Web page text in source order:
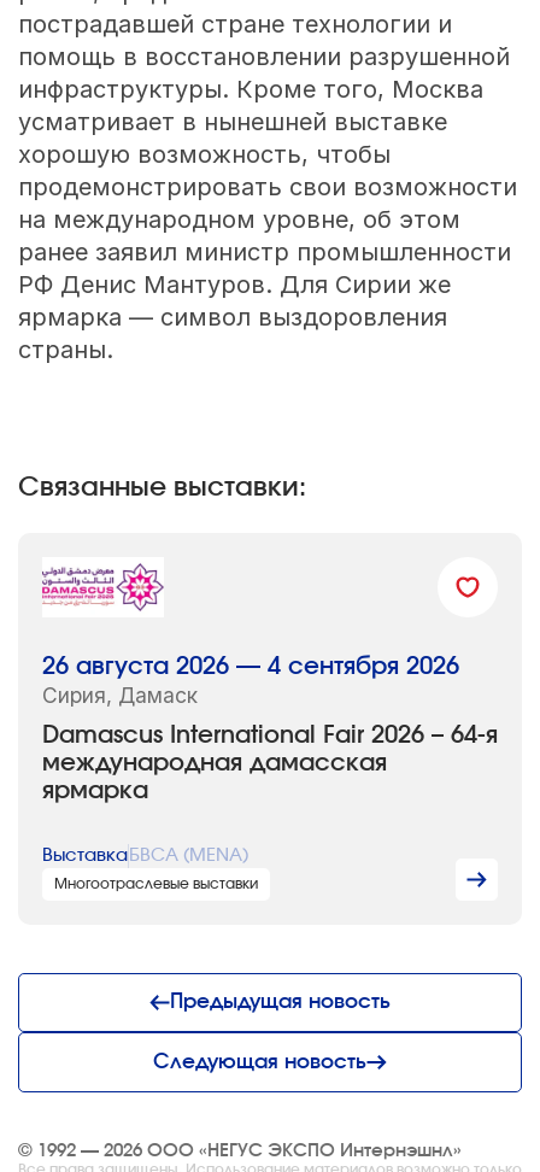
пострадавшей стране технологии и
помощь в восстановлении разрушенной
инфраструктуры. Кроме того, Москва
усматривает в нынешней выставке
хорошую возможность, чтобы
продемонстрировать свои возможности
на международном уровне, об этом
ранее заявил министр промышленности
РФ Денис Мантуров. Для Сирии же
ярмарка — символ выздоровления
страны.
Связанные выставки:
Damascus International Fair 2026 – 64-я
международная дамасская
ярмарка
26 августа 2026 — 4 сентября 2026
Сирия, Дамаск
Выставка БВСА (MENA)
Многоотраслевые выставки
Предыдущая новость
Следующая новость
© 1992 — 2026 ООО «НЕГУС ЭКСПО Интернэшнл»